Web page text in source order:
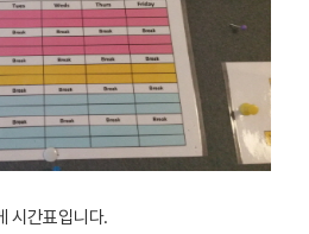
시간표입니다.